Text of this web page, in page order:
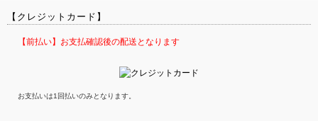
【クレジットカード】
【前払い】お支払確認後の配送となります
お支払いは1回払いのみとなります。